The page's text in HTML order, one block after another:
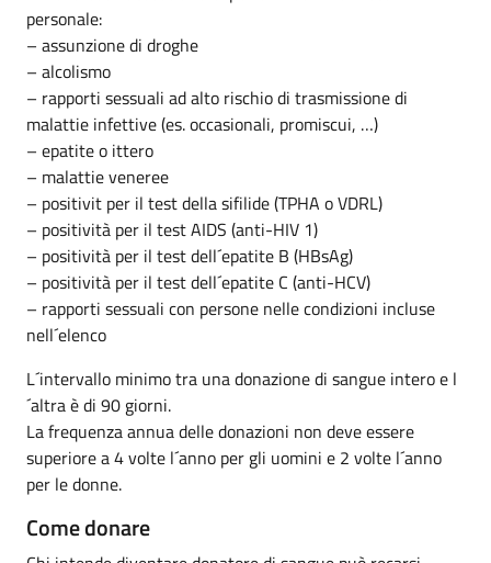
personale:
– assunzione di droghe
– alcolismo
– rapporti sessuali ad alto rischio di trasmissione di
malattie infettive (es. occasionali, promiscui, …)
– epatite o ittero
– malattie veneree
– positivit per il test della sifilide (TPHA o VDRL)
– positività per il test AIDS (anti-HIV 1)
– positività per il test dell´epatite B (HBsAg)
– positività per il test dell´epatite C (anti-HCV)
– rapporti sessuali con persone nelle condizioni incluse
nell´elenco
L´intervallo minimo tra una donazione di sangue intero e l
´altra è di 90 giorni.
La frequenza annua delle donazioni non deve essere
superiore a 4 volte l´anno per gli uomini e 2 volte l´anno
per le donne.
Come donare